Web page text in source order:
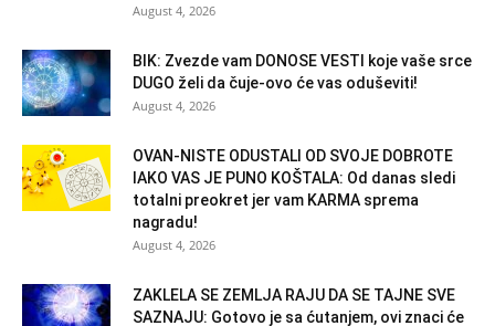
August 4, 2026
BIK: Zvezde vam DONOSE VESTI koje vaše srce
DUGO želi da čuje-ovo će vas oduševiti!
August 4, 2026
OVAN-NISTE ODUSTALI OD SVOJE DOBROTE
IAKO VAS JE PUNO KOŠTALA: Od danas sledi
totalni preokret jer vam KARMA sprema
nagradu!
August 4, 2026
ZAKLELA SE ZEMLJA RAJU DA SE TAJNE SVE
SAZNAJU: Gotovo je sa ćutanjem, ovi znaci će